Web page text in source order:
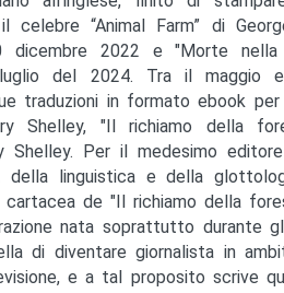
celebre “Animal Farm” di
dicembre 2022 e "Morte
del 2024. Tra il maggio
traduzioni in formato ebook per
Shelley, "Il richiamo della
Shelley. Per il medesimo
della linguistica e della
de "Il richiamo della
nata soprattutto durante
di diventare giornalista in
e a tal proposito scrive